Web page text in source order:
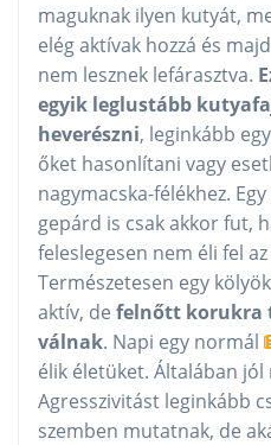
maguknak ilyen kutyát,
elég aktívak hozzá és
nem lesznek lefárasztva.
egyik leglustább
heverészni, leginkább
őket hasonlítani vagy
nagymacska-félékhez.
gepárd is csak akkor fut,
feleslegesen nem éli fel
Természetesen egy
aktív, de felnőtt korukra
válnak. Napi egy normál
élik életüket. Általában jól
Agresszivitást leginkább
szemben mutatnak, de